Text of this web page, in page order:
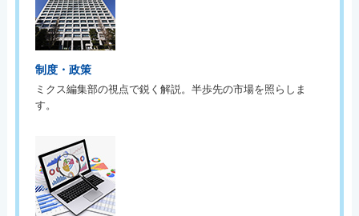
制度・政策
ミクス編集部の視点で鋭く解説。半歩先の市場を照らしま
す。